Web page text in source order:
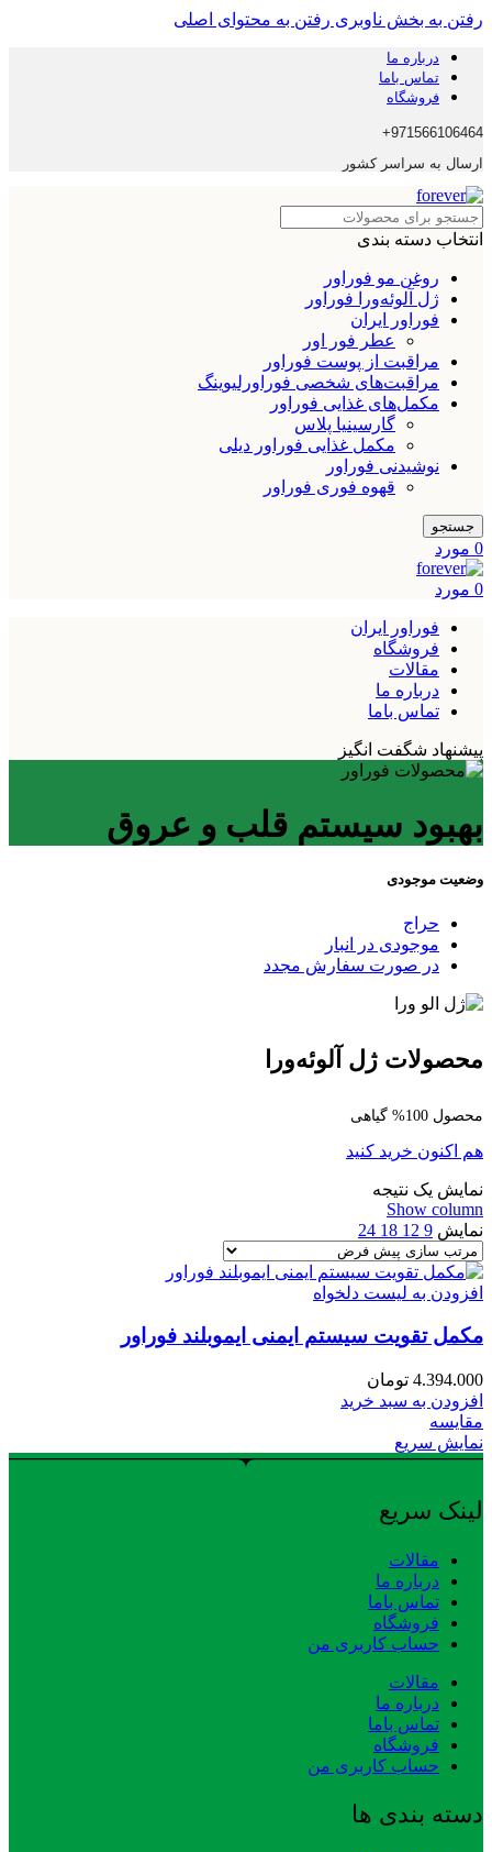
رفتن به بخش ناوبری رفتن به محتوای اصلی
درباره ما
تماس باما
فروشگاه
971566106464+
ارسال به سراسر کشور
انتخاب دسته بندی
روغن مو فوراور
ژل آلوئه‌ورا فوراور
فوراور ایران
عطر فور اور
مراقبت از پوست فوراور
مراقبت‌های شخصی فوراورلیوینگ
مکمل‌های غذایی فوراور
گارسینیا پلاس
مکمل غذایی فوراور دیلی
نوشیدنی فوراور
قهوه فوری فوراور
جستجو
0 مورد
0 مورد
فوراور ایران
فروشگاه
مقالات
درباره ما
تماس باما
پیشنهاد شگفت انگیز
بهبود سیستم قلب و عروق
وضعیت موجودی
حراج
موجودی در انبار
در صورت سفارش مجدد
محصولات ژل آلوئه‌ورا
محصول 100% گیاهی
هم اکنون خرید کنید
نمایش یک نتیجه
Show column
نمایش 9
12
18
24
افزودن به لیست دلخواه
مکمل تقویت سیستم ایمنی ایموبلند فوراور
4.394.000 تومان
افزودن به سبد خرید
مقایسه
نمایش سریع
لینک سریع
مقالات
درباره ما
تماس باما
فروشگاه
حساب کاربری من
مقالات
درباره ما
تماس باما
فروشگاه
حساب کاربری من
دسته بندی ها